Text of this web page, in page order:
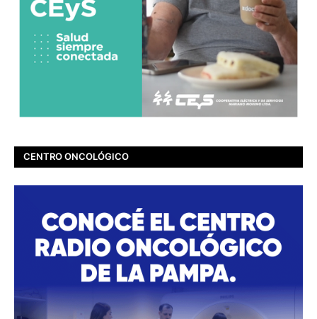
CENTRO ONCOLÓGICO